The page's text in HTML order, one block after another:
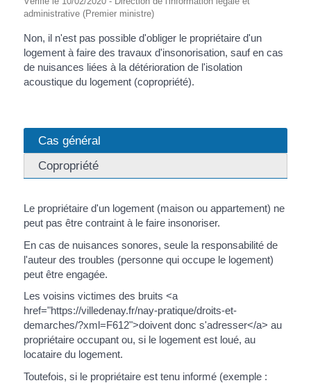
administrative (Premier ministre)
Non, il n'est pas possible d'obliger le propriétaire d'un
logement à faire des travaux d'insonorisation, sauf en cas
de nuisances liées à la détérioration de l'isolation
acoustique du logement (copropriété).
Cas général
Copropriété
Le propriétaire d'un logement (maison ou appartement) ne
peut pas être contraint à le faire insonoriser.
En cas de nuisances sonores, seule la responsabilité de
l'auteur des troubles (personne qui occupe le logement)
peut être engagée.
Les voisins victimes des bruits <a
href="https://villedenay.fr/nay-pratique/droits-et-
demarches/?xml=F612">doivent donc s'adresser</a> au
propriétaire occupant ou, si le logement est loué, au
locataire du logement.
Toutefois, si le propriétaire est tenu informé (exemple :